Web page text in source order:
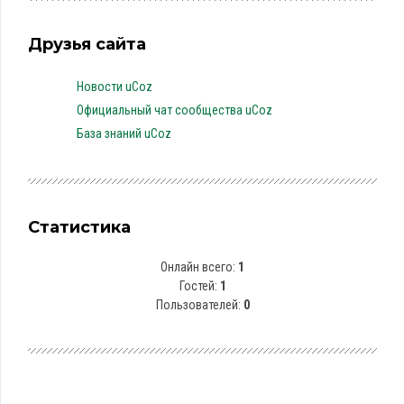
Друзья сайта
Новости uCoz
Официальный чат сообщества uCoz
База знаний uCoz
Статистика
Онлайн всего: 1
Гостей: 1
Пользователей: 0